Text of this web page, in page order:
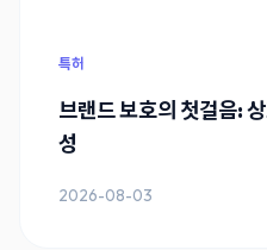
특허
브랜드 보호의 첫걸음:
성
2026-08-03